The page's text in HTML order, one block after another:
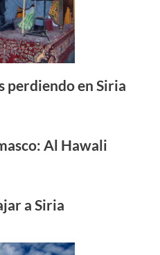
perdiendo en Siria
Al Hawali
a Siria